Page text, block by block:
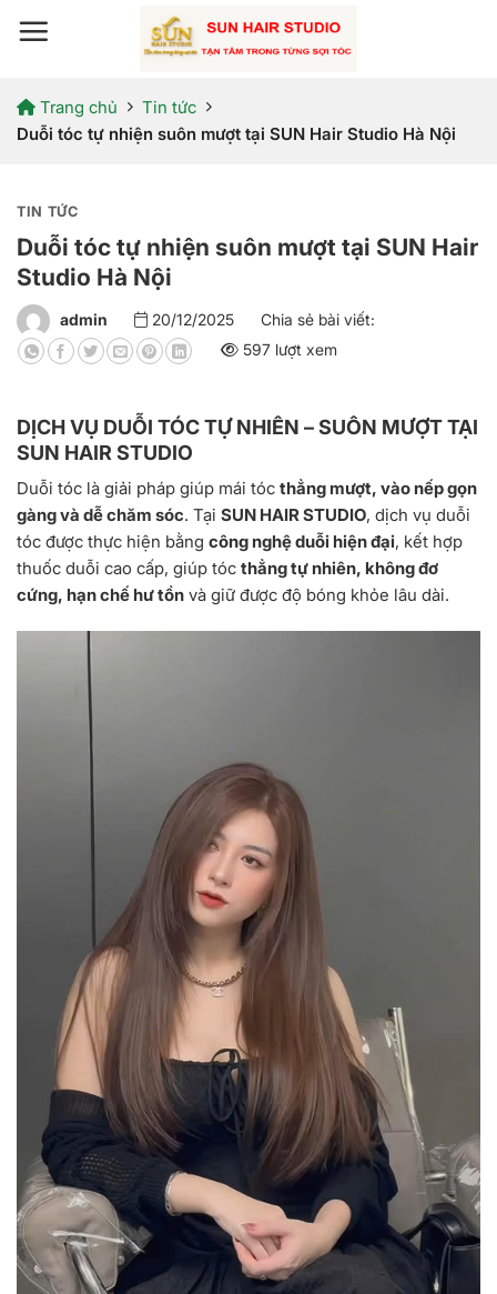
qua
Trang chủ
Tin tức
Duỗi tóc tự nhiện suôn mượt tại SUN Hair Studio Hà Nội
TIN TỨC
Duỗi tóc tự nhiện suôn mượt tại SUN Hair
Studio Hà Nội
admin 20/12/2025
Chia sẻ bài viết:
597 lượt xem
DỊCH VỤ DUỖI TÓC TỰ NHIÊN – SUÔN MƯỢT TẠI
SUN HAIR STUDIO
Duỗi tóc là giải pháp giúp mái tóc thẳng mượt, vào nếp gọn
gàng và dễ chăm sóc. Tại SUN HAIR STUDIO, dịch vụ duỗi
tóc được thực hiện bằng công nghệ duỗi hiện đại, kết hợp
thuốc duỗi cao cấp, giúp tóc thẳng tự nhiên, không đơ
cứng, hạn chế hư tổn và giữ được độ bóng khỏe lâu dài.